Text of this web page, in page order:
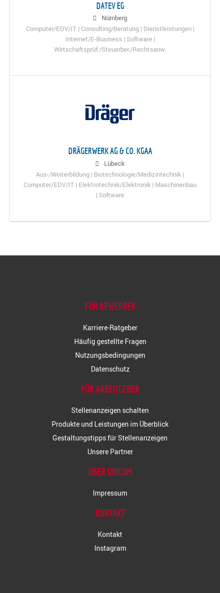
DATEV EG
Nürnberg
Computer/EDV/IT | Consulting/Beratung | Dienstleistungen |
Internet/E-Business | Software |
Wirtschaftsprüf./Steuerber./Rechtsanw.
DRÄGERWERK AG & CO. KGAA
Lübeck
Aus-/Weiterbildung | Biotechnologie/Medizintechnik |
Computer/EDV/IT | Elektrotechnik/Elektronik | Maschinenbau
| Software
FÜR BEWERBER
Karriere-Ratgeber
Häufig gestellte Fragen
Nutzungsbedingungen
Datenschutz
FÜR ARBEITGEBER
Stellenanzeigen schalten
Produkte und Leistungen im Überblick
Gestaltungstipps für Stellenanzeigen
Unsere Partner
ÜBER UNICUM
Impressum
KONTAKT
Kontakt
Instagram